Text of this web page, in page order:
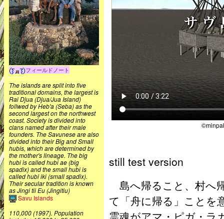
still test version
島へ帰ること、村へ
て「舟に帰る」ことを
霊魂がアマ・ピガ・ラ
フィールドノート
The islands are split into five
traditional domains, the largest is
Rai Djua (Djua/Jua Island)
follwed by Heb'a (Seba) as the
second largest on the northwest
coast. Society is divided into
clans named after their male
founders. The Savunese are also
divided into their Big and Small
hubis, which are determined by
the mother's lineage. The big
hubi is called hubi ae (big
spadix) and the small hubi is
called hubi iki (small spadix).
Their secular tradition is known
as Jingi tii Eu (Jingitiu)
Savu Islands
110,000 (1997). Population